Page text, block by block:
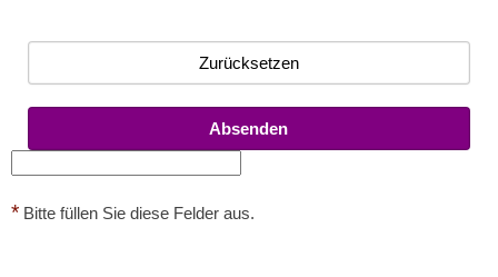
Zurücksetzen
Absenden
* Bitte füllen Sie diese Felder aus.